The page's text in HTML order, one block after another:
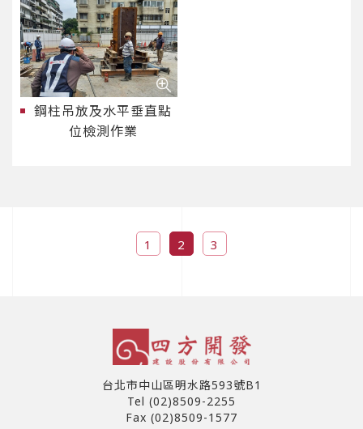
鋼柱吊放及水平垂直點
位檢測作業
1 2 3
台北市中山區明水路593號B1
Tel (02)8509-2255
Fax (02)8509-1577